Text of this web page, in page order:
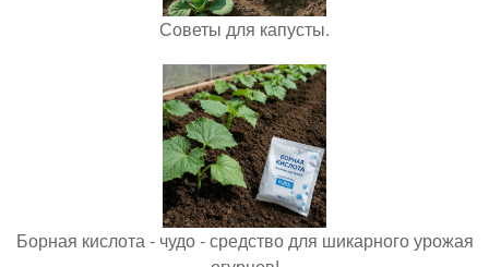
Советы для капусты.
Борная кислота - чудо - средство для шикарного урожая